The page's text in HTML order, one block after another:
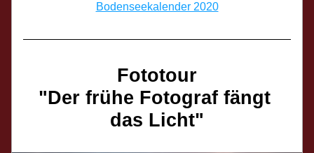
Bodenseekalender 2020
Fototour
"Der frühe Fotograf fängt
das Licht"